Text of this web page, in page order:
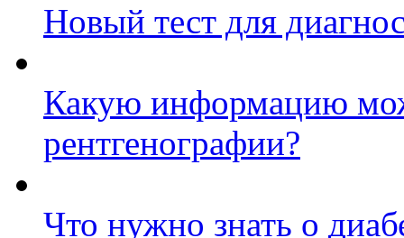
Новый тест для
Какую информацию
рентгенографии?
Что нужно знать о